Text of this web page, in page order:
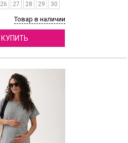
26 27 28 29 30
Товар в наличии
КУПИТЬ